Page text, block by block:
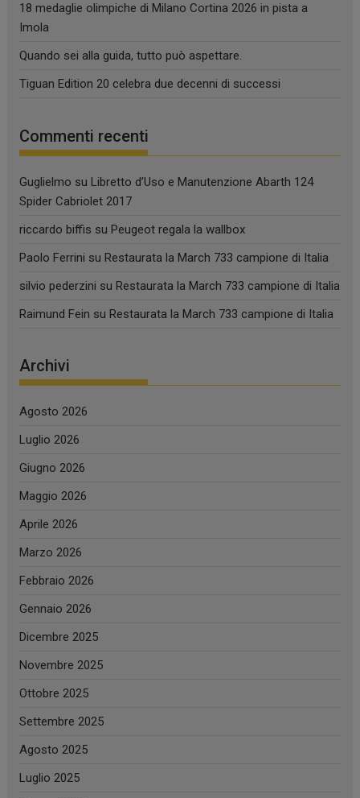
18 medaglie olimpiche di Milano Cortina 2026 in pista a
Imola
Quando sei alla guida, tutto può aspettare.
Tiguan Edition 20 celebra due decenni di successi
Commenti recenti
Guglielmo suLibretto d’Uso e Manutenzione Abarth 124
Spider Cabriolet 2017
riccardo biffis suPeugeot regala la wallbox
Paolo Ferrini suRestaurata la March 733 campione di Italia
silvio pederzini suRestaurata la March 733 campione di Italia
Raimund Fein suRestaurata la March 733 campione di Italia
Archivi
Agosto 2026
Luglio 2026
Giugno 2026
Maggio 2026
Aprile 2026
Marzo 2026
Febbraio 2026
Gennaio 2026
Dicembre 2025
Novembre 2025
Ottobre 2025
Settembre 2025
Agosto 2025
Luglio 2025